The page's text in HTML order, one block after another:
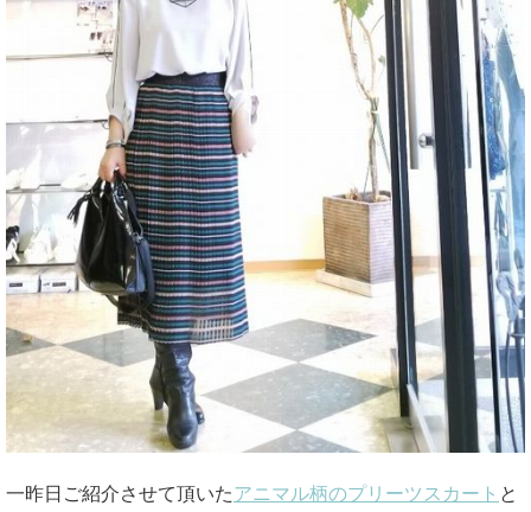
一昨日ご紹介させて頂いたアニマル柄のプリーツスカート と